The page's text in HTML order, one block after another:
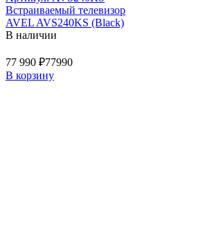
Встраиваемый телевизор
AVEL AVS240KS (Black)
В наличии
77 990 ₽77990
В корзину